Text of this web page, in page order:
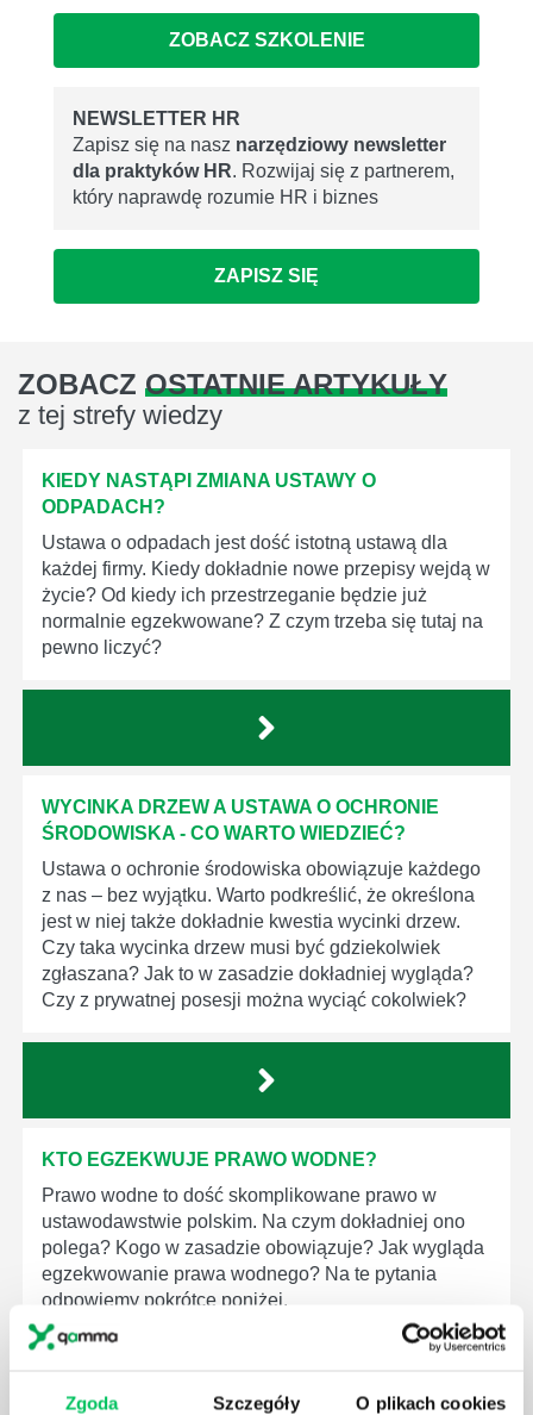
Zgoda Szczegóły O plikach cookies
ZOBACZ SZKOLENIE
NEWSLETTER HR
Zapisz się na nasz narzędziowy newsletter
dla praktyków HR. Rozwijaj się z partnerem,
który naprawdę rozumie HR i biznes
ZAPISZ SIĘ
ZOBACZ OSTATNIE ARTYKUŁY
z tej strefy wiedzy
KIEDY NASTĄPI ZMIANA USTAWY O
ODPADACH?
Ustawa o odpadach jest dość istotną ustawą dla
każdej firmy. Kiedy dokładnie nowe przepisy wejdą w
życie? Od kiedy ich przestrzeganie będzie już
normalnie egzekwowane? Z czym trzeba się tutaj na
pewno liczyć?
WYCINKA DRZEW A USTAWA O OCHRONIE
ŚRODOWISKA - CO WARTO WIEDZIEĆ?
Ustawa o ochronie środowiska obowiązuje każdego
z nas – bez wyjątku. Warto podkreślić, że określona
jest w niej także dokładnie kwestia wycinki drzew.
Czy taka wycinka drzew musi być gdziekolwiek
zgłaszana? Jak to w zasadzie dokładniej wygląda?
Czy z prywatnej posesji można wyciąć cokolwiek?
KTO EGZEKWUJE PRAWO WODNE?
Prawo wodne to dość skomplikowane prawo w
ustawodawstwie polskim. Na czym dokładniej ono
polega? Kogo w zasadzie obowiązuje? Jak wygląda
egzekwowanie prawa wodnego? Na te pytania
odpowiemy pokrótce poniżej.